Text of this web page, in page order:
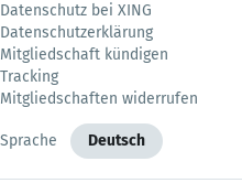
Datenschutz bei XING
Datenschutzerklärung
Mitgliedschaft kündigen
Tracking
Mitgliedschaften widerrufen
Sprache Deutsch